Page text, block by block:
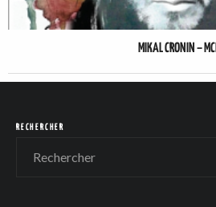
MIKAL CRONIN – MCIII
RECHERCHER